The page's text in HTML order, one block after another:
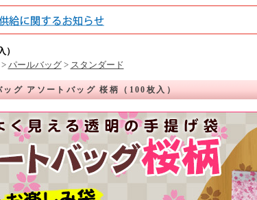
パールバッグ> スタンダード
グ アソートバッグ 桜柄（100枚入）